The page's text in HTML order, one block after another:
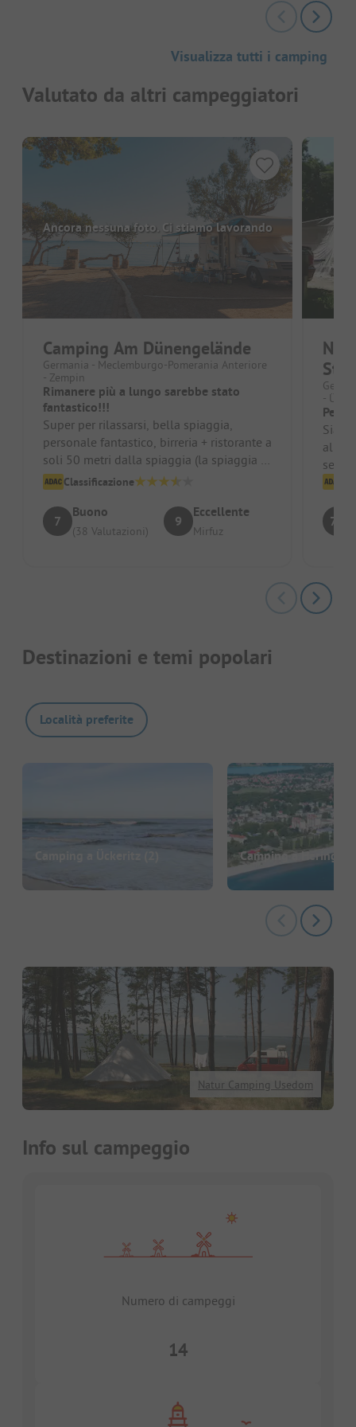
Visualizza tutti i camping
Valutato da altri campeggiatori
Ancora nessuna foto. Ci stiamo lavorando
Camping Am Dünengelände
Germania - Meclemburgo-Pomerania Anteriore
- Zempin
Rimanere più a lungo sarebbe stato
fantastico!!!
Super per rilassarsi, bella spiaggia,
personale fantastico, birreria + ristorante a
soli 50 metri dalla spiaggia (la spiaggia è
comunque a soli 50-10...
Classificazione
7
Buono
(38 Valutazioni)
9
Eccellente
Mirfuz
-
7.3
Destinazioni e temi popolari
Località preferite
Camping a Ückeritz Camping a
Natur Camping Usedom
Info sul campeggio
Numero di campeggi
14